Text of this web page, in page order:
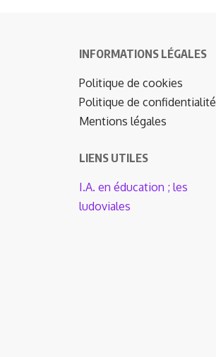
INFORMATIONS LÉGALES
Politique de cookies
Politique de confidentialité
Mentions légales
LIENS UTILES
I.A. en éducation ; les
ludoviales